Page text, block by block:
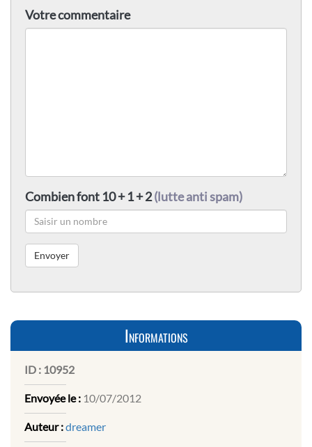
Votre commentaire
Combien font 10 + 1 + 2(lutte anti spam)
Informations
ID : 10952
Envoyée le : 10/07/2012
Auteur :dreamer